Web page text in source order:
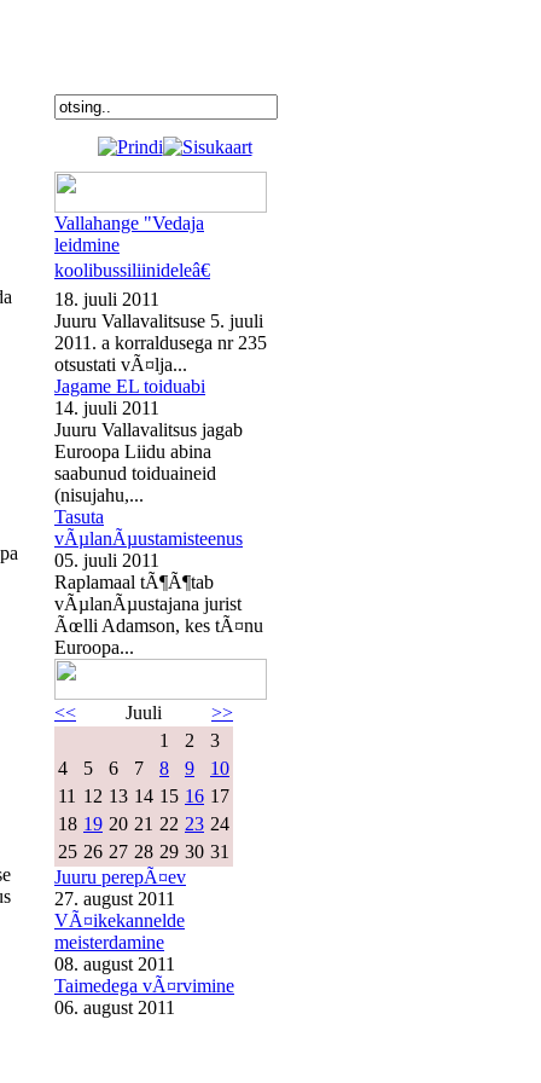
Vallahange "Vedaja
leidmine
koolibussiliinideleâ€
18. juuli 2011
Juuru Vallavalitsuse 5. juuli
2011. a korraldusega nr 235
otsustati vÃ¤lja...
Jagame EL toiduabi
14. juuli 2011
Juuru Vallavalitsus jagab
Euroopa Liidu abina
saabunud toiduaineid
(nisujahu,...
Tasuta
vÃµlanÃµustamisteenus
05. juuli 2011
Raplamaal tÃ¶Ã¶tab
vÃµlanÃµustajana jurist
Ãœlli Adamson, kes tÃ¤nu
Euroopa...
<< Juuli
>>
1
2
3
4
5 6 7 8 9
10
11 12 13 14 15 16 17
18 19 20 21 22 23 24
25 26 27 28 29 30 31
Juuru perepÃ¤ev
27. august 2011
VÃ¤ikekannelde
meisterdamine
08. august 2011
Taimedega vÃ¤rvimine
06. august 2011